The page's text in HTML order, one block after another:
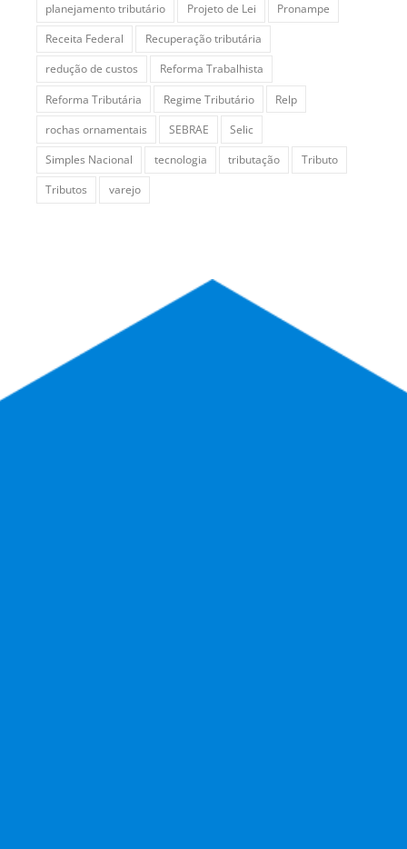
planejamento tributário
Projeto de Lei
Pronampe
Receita Federal
Recuperação tributária
redução de custos
Reforma Trabalhista
Reforma Tributária
Regime Tributário
Relp
rochas ornamentais
SEBRAE
Selic
Simples Nacional
tecnologia tributação
Tributo
Tributos
varejo